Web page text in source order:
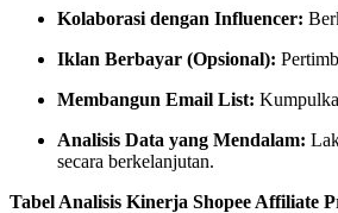
Kolaborasi dengan Influencer:
Iklan Berbayar (Opsional):
Membangun Email List:
Analisis Data yang Mendalam:
secara berkelanjutan.
Tabel Analisis Kinerja Shopee Affiliate